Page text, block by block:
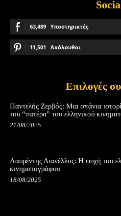
63,489 Υποστηρικτές
11,501 Ακόλουθοι
Επιλογές
Παντελής Ζερβός: Μια σπάνια
του “πατέρα” του ελληνικού
21/08/2025
Λαυρέντης Διανέλλος: Η ψυχή του
κινηματογράφου
18/08/2025